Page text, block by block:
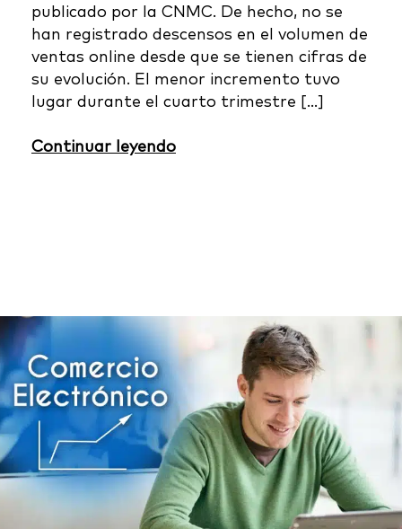
publicado por la CNMC. De hecho, no se
han registrado descensos en el volumen de
ventas online desde que se tienen cifras de
su evolución. El menor incremento tuvo
lugar durante el cuarto trimestre […]
Continuar leyendo